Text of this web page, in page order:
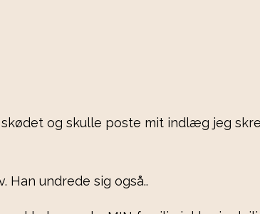
og skulle poste mit indlæg jeg
Han undrede sig også..